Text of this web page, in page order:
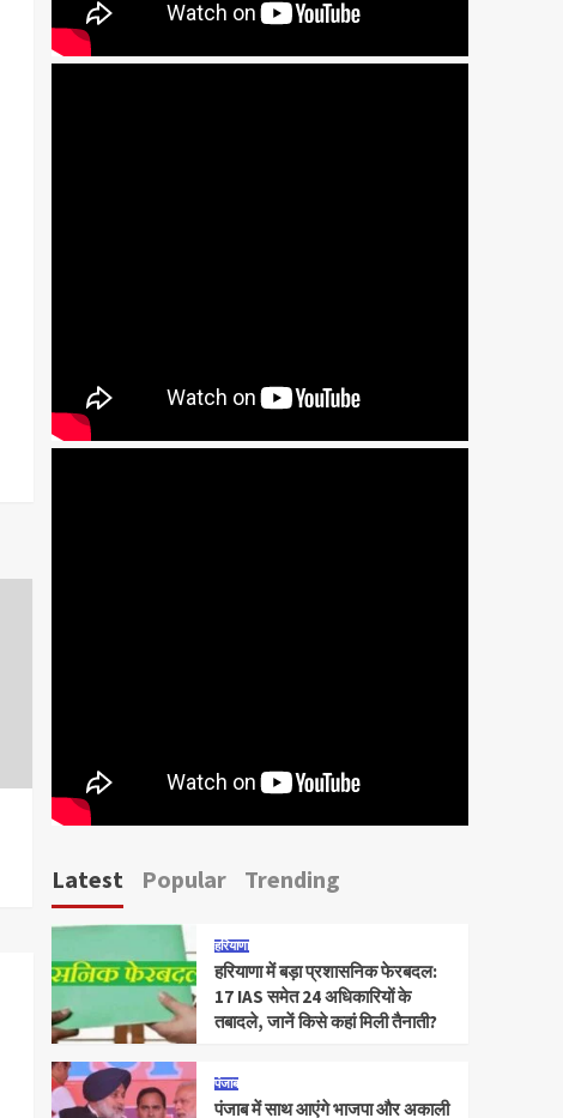
Latest Popular Trending
हरियाणा
हरियाणा में बड़ा प्रशासनिक फेरबदल:
17 IAS समेत 24 अधिकारियों के
तबादले, जानें किसे कहां मिली तैनाती?
पंजाब
पंजाब में साथ आएंगे भाजपा और अकाली